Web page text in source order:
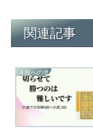
関連記事
４段への道